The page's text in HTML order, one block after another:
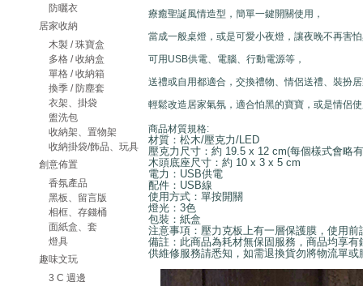
防曬衣
居家收納
木製 / 珠寶盒
多格 / 收納盒
單格 / 收納箱
換季 / 防塵套
衣架、掛袋
盥洗包
收納架、置物架
收納掛袋/飾品、玩具
創意佈置
香氛產品
黑板、留言版
相框、存錢桶
面紙盒、套
燈具
趣味文玩
3 C 週邊
療癒聖誕風情造型，簡單一鍵開關使用，
當成一般桌燈，或是可愛小夜燈，讓夜晚不再害
可用USB供電、電腦、行動電源等，
送禮或自用都適合，交換禮物、情侶送禮、裝扮
輕鬆改造居家氣氛，適合怕黑的寶寶，或是情侶
商品材質規格:
材質：松木/壓克力/LED
壓克力尺寸：約 19.5 x 12 cm(每個樣式會略
木頭底座尺寸：約 10 x 3 x 5 cm
電力：USB供電
配件：USB線
使用方式：單按開關
燈光：3色
包裝：紙盒
注意事項：壓力克板上有一層保護膜，使用前
備註：此商品為耗材無保固服務，商品均享
供維修服務請悉知，如需退換貨勿將物流單